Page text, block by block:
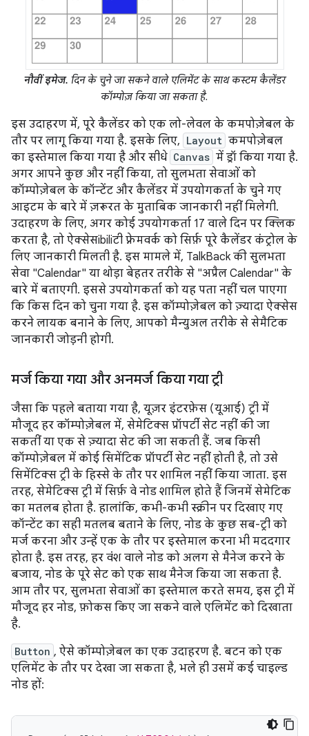
नौवीं इमेज. दिन के चुने जा सकने वाले एलिमेंट के साथ कस्टम कैलेंडर
कॉम्पोज़ किया जा सकता है.
इस उदाहरण में, पूरे कैलेंडर को एक लो-लेवल के कमपोज़ेबल के
तौर पर लागू किया गया है. इसके लिए, Layout कमपोज़ेबल
का इस्तेमाल किया गया है और सीधे Canvas में ड्रॉ किया गया है.
अगर आपने कुछ और नहीं किया, तो सुलभता सेवाओं को
कॉम्पोज़ेबल के कॉन्टेंट और कैलेंडर में उपयोगकर्ता के चुने गए
आइटम के बारे में ज़रूरत के मुताबिक जानकारी नहीं मिलेगी.
उदाहरण के लिए, अगर कोई उपयोगकर्ता 17 वाले दिन पर क्लिक
करता है, तो ऐक्सेसibiliटी फ़्रेमवर्क को सिर्फ़ पूरे कैलेंडर कंट्रोल के
लिए जानकारी मिलती है. इस मामले में, TalkBack की सुलभता
सेवा "Calendar" या थोड़ा बेहतर तरीके से "अप्रैल Calendar" के
बारे में बताएगी. इससे उपयोगकर्ता को यह पता नहीं चल पाएगा
कि किस दिन को चुना गया है. इस कॉम्पोज़ेबल को ज़्यादा ऐक्सेस
करने लायक बनाने के लिए, आपको मैन्युअल तरीके से सेमैटिक
जानकारी जोड़नी होगी.
मर्ज किया गया और अनमर्ज किया गया ट्री
जैसा कि पहले बताया गया है, यूज़र इंटरफ़ेस (यूआई) ट्री में
मौजूद हर कॉम्पोज़ेबल में, सेमेटिक्स प्रॉपर्टी सेट नहीं की जा
सकतीं या एक से ज़्यादा सेट की जा सकती हैं. जब किसी
कॉम्पोज़ेबल में कोई सिमेंटिक प्रॉपर्टी सेट नहीं होती है, तो उसे
सिमेंटिक्स ट्री के हिस्से के तौर पर शामिल नहीं किया जाता. इस
तरह, सेमेटिक्स ट्री में सिर्फ़ वे नोड शामिल होते हैं जिनमें सेमेटिक
का मतलब होता है. हालांकि, कभी-कभी स्क्रीन पर दिखाए गए
कॉन्टेंट का सही मतलब बताने के लिए, नोड के कुछ सब-ट्री को
मर्ज करना और उन्हें एक के तौर पर इस्तेमाल करना भी मददगार
होता है. इस तरह, हर वंश वाले नोड को अलग से मैनेज करने के
बजाय, नोड के पूरे सेट को एक साथ मैनेज किया जा सकता है.
आम तौर पर, सुलभता सेवाओं का इस्तेमाल करते समय, इस ट्री में
मौजूद हर नोड, फ़ोकस किए जा सकने वाले एलिमेंट को दिखाता
है.
Button , ऐसे कॉम्पोज़ेबल का एक उदाहरण है. बटन को एक
एलिमेंट के तौर पर देखा जा सकता है, भले ही उसमें कई चाइल्ड
नोड हों: